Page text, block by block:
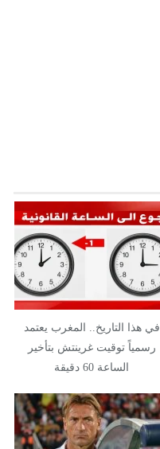
في هذا التاريخ.. المغرب يعتمد
رسمياً توقيت غرينتش بتأخير
الساعة 60 دقيقة